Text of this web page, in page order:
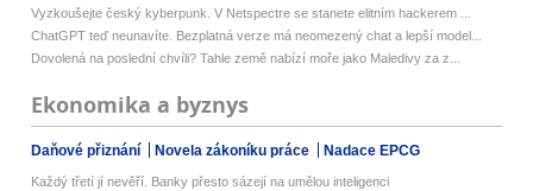
Vyzkoušejte český kyberpunk. V Netspectre se stanete elitním hackerem ...
ChatGPT teď neunavíte. Bezplatná verze má neomezený chat a lepší model...
Dovolená na poslední chvíli? Tahle země nabízí moře jako Maledivy za z...
Ekonomika a byznys
Daňové přiznání Novela zákoníku práce Nadace EPCG
Každý třetí jí nevěří. Banky přesto sázejí na umělou inteligenci